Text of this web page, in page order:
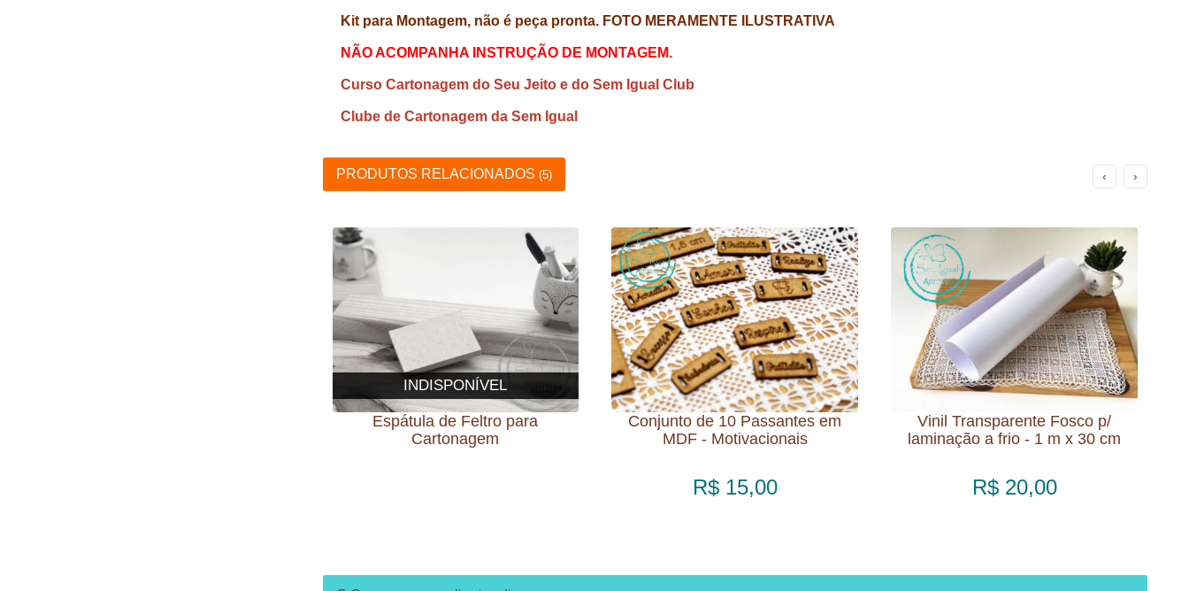
Kit para Montagem, não é peça pronta. FOTO MERAMENTE ILUSTRATIVA
NÃO ACOMPANHA INSTRUÇÃO DE MONTAGEM.
Curso Cartonagem do Seu Jeito e do Sem Igual Club
Clube de Cartonagem da Sem Igual
PRODUTOS RELACIONADOS (5) ‹ ›
INDISPONÍVEL
Espátula de Feltro para
Cartonagem
Conjunto de 10 Passantes em
MDF - Motivacionais
R$ 15,00
Vinil Transparente Fosco p/
laminação a frio - 1 m x 30 cm
R$ 20,00